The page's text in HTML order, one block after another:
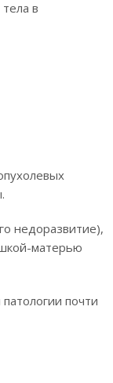
в
недоразвитие),
матерью
почти